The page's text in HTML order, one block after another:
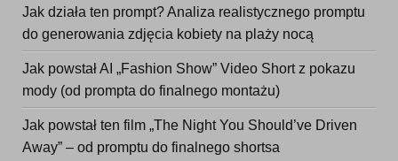
Jak działa ten prompt? Analiza realistycznego promptu
do generowania zdjęcia kobiety na plaży nocą
Jak powstał AI „Fashion Show” Video Short z pokazu
mody (od prompta do finalnego montażu)
Jak powstał ten film „The Night You Should’ve Driven
Away” – od promptu do finalnego shortsa